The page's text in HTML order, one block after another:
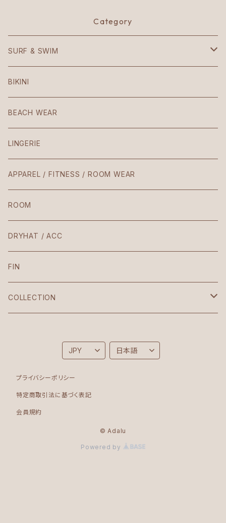
Category
SURF & SWIM
Mezzaluna
American
Patio
Teresa
Laura / Penelope
The Body
VIntage
Croptop
BIKINI
BEACH WEAR
LINGERIE
APPAREL / FITNESS / ROOM WEAR
ROOM
DRYHAT / ACC
FIN
COLLECTION
プライバシーポリシー
特定商取引法に基づく表記
会員規約
© Adalu
Powered by